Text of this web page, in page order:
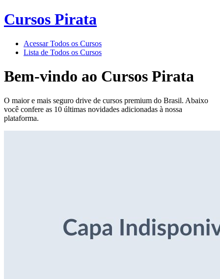
Cursos Pirata
Acessar Todos os Cursos
Lista de Todos os Cursos
Bem-vindo ao Cursos Pirata
O maior e mais seguro drive de cursos premium do Brasil. Abaixo
você confere as 10 últimas novidades adicionadas à nossa
plataforma.